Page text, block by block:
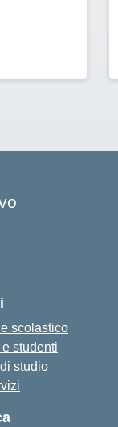
scolastico
studenti
studio